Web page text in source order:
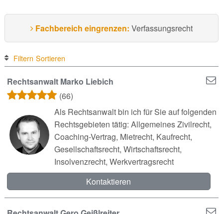
Fachbereich eingrenzen: Verfassungsrecht
Filtern Sortieren
Rechtsanwalt Marko Liebich
(66)
Als Rechtsanwalt bin ich für Sie auf folgenden
Rechtsgebieten tätig: Allgemeines Zivilrecht,
Coaching-Vertrag, Mietrecht, Kaufrecht,
Gesellschaftsrecht, Wirtschaftsrecht,
Insolvenzrecht, Werkvertragsrecht
Kontaktieren